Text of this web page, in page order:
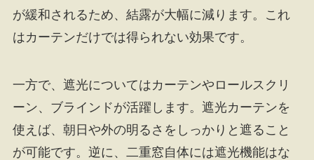
が緩和されるため、結露が大幅に減ります。これ
はカーテンだけでは得られない効果です。
一方で、遮光についてはカーテンやロールスクリ
ーン、ブラインドが活躍します。遮光カーテンを
使えば、朝日や外の明るさをしっかりと遮ること
が可能です。逆に、二重窓自体には遮光機能はな